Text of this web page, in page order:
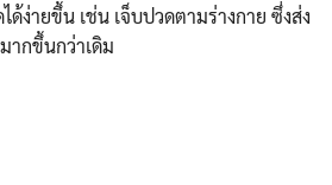
ด้ง่ายขึ้น เช่น เจ็บปวดตามร่างกาย ซึ่งส่ง
ากขึ้นกว่าเดิม